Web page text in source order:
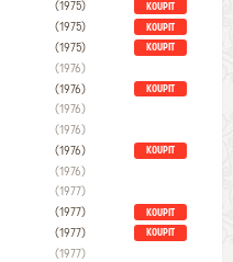
(1975) KOUPIT
(1975) KOUPIT
(1975) KOUPIT
(1976)
(1976) KOUPIT
(1976)
(1976)
(1976) KOUPIT
(1976)
(1977)
(1977) KOUPIT
(1977) KOUPIT
(1977)